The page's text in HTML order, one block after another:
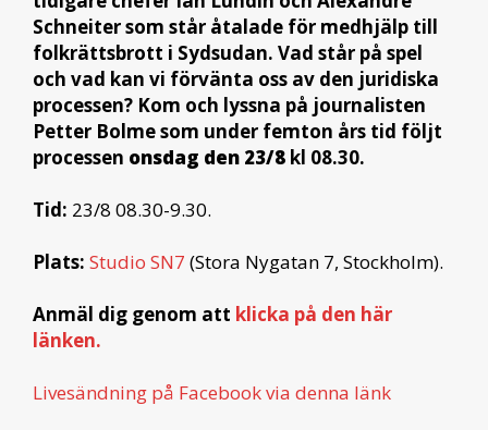
Schneiter som står åtalade för medhjälp till
folkrättsbrott i Sydsudan. Vad står på spel
och vad kan vi förvänta oss av den juridiska
processen? Kom och lyssna på journalisten
Petter Bolme som under femton års tid följt
processen onsdag den 23/8 kl 08.30.
Tid: 23/8 08.30-9.30.
Plats: Studio SN7 (Stora Nygatan 7, Stockholm).
Anmäl dig genom att klicka på den här
länken.
Livesändning på Facebook via denna länk